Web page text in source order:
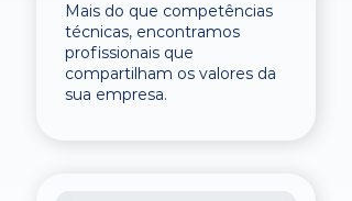
Mais do que competências
técnicas, encontramos
profissionais que
compartilham os valores da
sua empresa.